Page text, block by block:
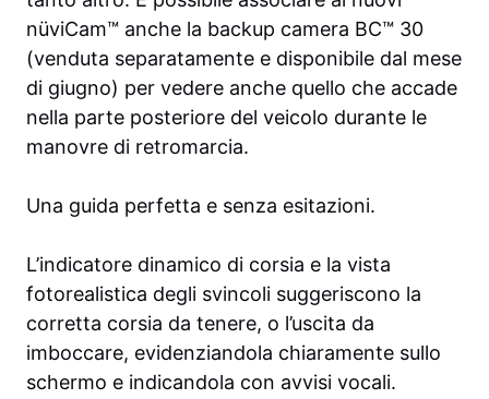
nüviCam™ anche la backup camera BC™ 30
(venduta separatamente e disponibile dal mese
di giugno) per vedere anche quello che accade
nella parte posteriore del veicolo durante le
manovre di retromarcia.
Una guida perfetta e senza esitazioni.
L’indicatore dinamico di corsia e la vista
fotorealistica degli svincoli suggeriscono la
corretta corsia da tenere, o l’uscita da
imboccare, evidenziandola chiaramente sullo
schermo e indicandola con avvisi vocali.